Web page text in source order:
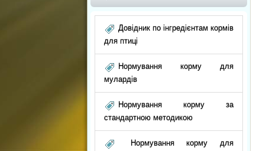
Довідник по інгредієнтам кормів
для птиці
Нормування корму для
мулардів
Нормування корму за
стандартною методикою
Нормування корму для